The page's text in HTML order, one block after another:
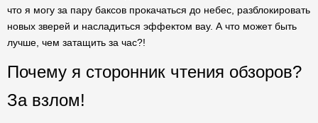
что я могу за пару баксов прокачаться до небес, разблокировать
новых зверей и насладиться эффектом вау. А что может быть
лучше, чем затащить за час?!
Почему я сторонник чтения обзоров?
За взлом!